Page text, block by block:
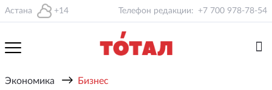
Астана +14 Телефон редакции: +7 700 978-78-54
Экономика → Бизнес